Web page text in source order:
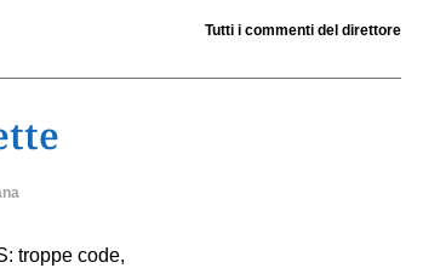
Tutti i commenti del direttore
troppe code,